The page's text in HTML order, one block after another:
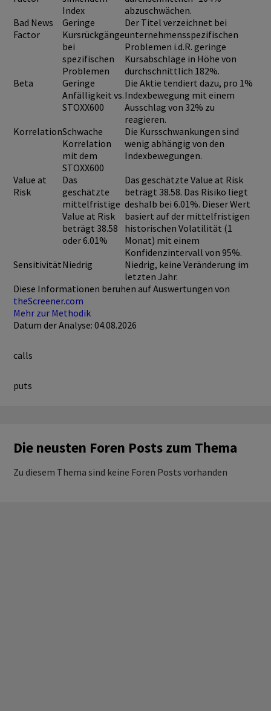
Index
abzuschwächen.
Bad News
Factor
Geringe
Kursrückgänge
bei
spezifischen
Problemen
Der Titel verzeichnet bei
unternehmensspezifischen
Problemen i.d.R. geringe
Kursabschläge in Höhe von
durchschnittlich 182%.
Beta
Geringe
Anfälligkeit vs.
STOXX600
Die Aktie tendiert dazu, pro 1%
Indexbewegung mit einem
Ausschlag von 32% zu
reagieren.
KorrelationSchwache
Korrelation
mit dem
STOXX600
Die Kursschwankungen sind
wenig abhängig von den
Indexbewegungen.
Value at
Risk
Das
geschätzte
mittelfristige
Value at Risk
beträgt 38.58
oder 6.01%
Das geschätzte Value at Risk
beträgt 38.58. Das Risiko liegt
deshalb bei 6.01%. Dieser Wert
basiert auf der mittelfristigen
historischen Volatilität (1
Monat) mit einem
Konfidenzintervall von 95%.
SensitivitätNiedrig
Niedrig, keine Veränderung im
letzten Jahr.
Diese Informationen beruhen auf Auswertungen von
theScreener.com
Mehr zur Methodik
Datum der Analyse: 04.08.2026
calls
puts
Die neusten Foren Posts zum Thema
Zu diesem Thema sind keine Foren Posts vorhanden